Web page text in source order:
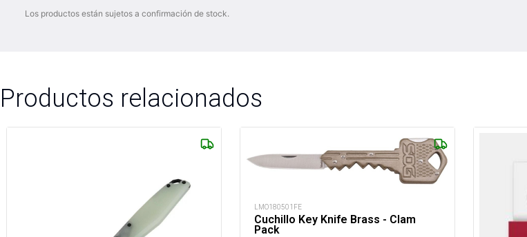
Los productos están sujetos a confirmación de stock.
Productos relacionados
LMO180501FE
Cuchillo Key Knife Brass - Clam
Pack